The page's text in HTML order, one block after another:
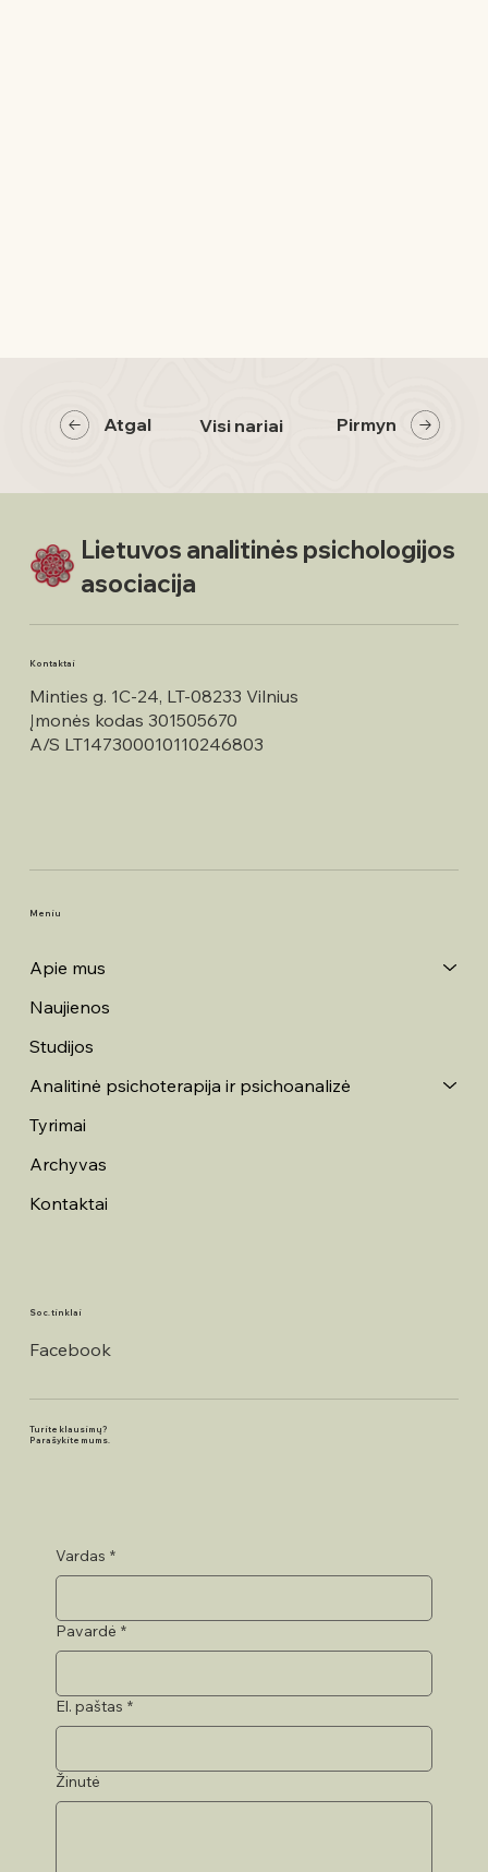
Atgal Pirmyn
Visi nariai
Lietuvos analitinės psichologijos
asociacija
Kontaktai
Minties g. 1C-24, LT-08233 Vilnius
Įmonės kodas 301505670
A/S LT147300010110246803
Meniu
Apie mus
Naujienos
Studijos
Analitinė psichoterapija ir psichoanalizė
Tyrimai
Archyvas
Kontaktai
Soc. tinklai
Facebook
Turite klausimų?
Parašykite mums.
Vardas *
Pavardė *
El. paštas *
Žinutė